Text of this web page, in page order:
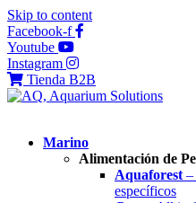
Skip to content
Facebook-f
Youtube
Instagram
Tienda B2B
Marino
Alimentación de
Aquaforest –
específicos